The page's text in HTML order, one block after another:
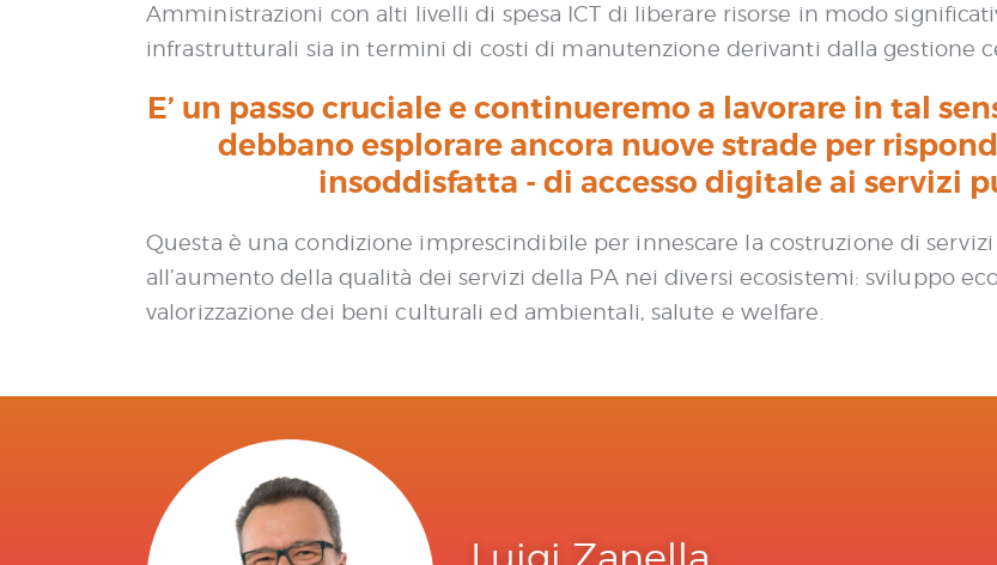
Amministrazioni con alti livelli di spesa ICT di liberare risorse in modo
infrastrutturali sia in termini di costi di manutenzione derivanti dalla gestione
E’ un passo cruciale e continueremo a lavorare in tal
debbano esplorare ancora nuove strade per
insoddisfatta - di accesso digitale ai servizi
Questa è una condizione imprescindibile per innescare la costruzione di
all’aumento della qualità dei servizi della PA nei diversi ecosistemi: sviluppo
valorizzazione dei beni culturali ed ambientali, salute e welfare.